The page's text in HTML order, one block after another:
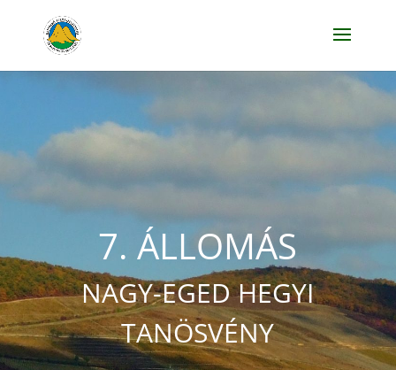
7. ÁLLOMÁS
NAGY-EGED HEGYI
TANÖSVÉNY